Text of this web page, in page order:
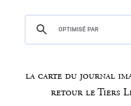
la carte du journal
retour le Tiers